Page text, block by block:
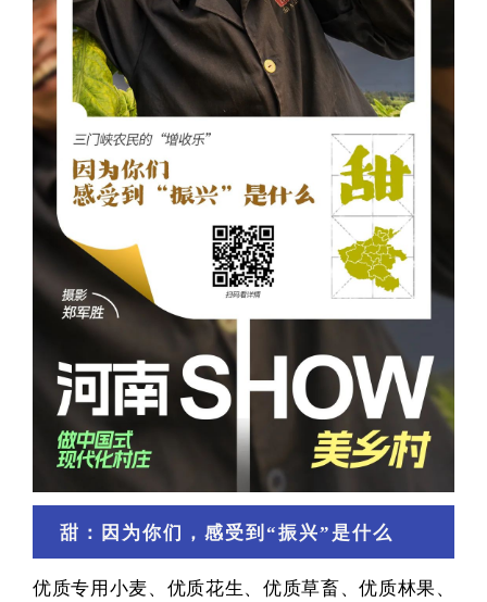
甜：因为你们，感受到“振兴”是什么
优质专用小麦、优质花生、优质草畜、优质林果、